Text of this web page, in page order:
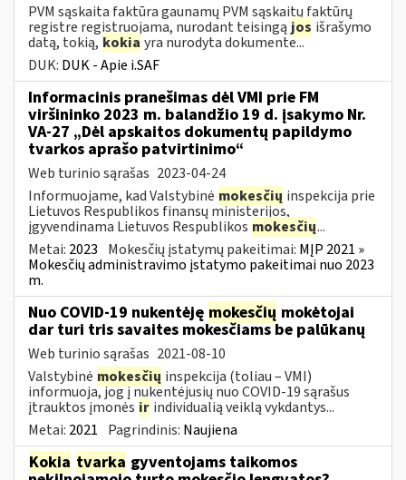
PVM sąskaita faktūra gaunamų PVM sąskaitų faktūrų
registre registruojama, nurodant teisingą jos išrašymo
datą, tokią, kokia yra nurodyta dokumente...
DUK: DUK - Apie i.SAF
Informacinis pranešimas dėl VMI prie FM
viršininko 2023 m. balandžio 19 d. įsakymo Nr.
VA-27 „Dėl apskaitos dokumentų papildymo
tvarkos aprašo patvirtinimo“
Web turinio sąrašas 2023-04-24
Informuojame, kad Valstybinė mokesčių inspekcija prie
Lietuvos Respublikos finansų ministerijos,
įgyvendinama Lietuvos Respublikos mokesčių...
Metai: 2023 Mokesčių įstatymų pakeitimai: MĮP 2021 »
Mokesčių administravimo įstatymo pakeitimai nuo 2023
m.
Nuo COVID-19 nukentėję mokesčių mokėtojai
dar turi tris savaites mokesčiams be palūkanų
Web turinio sąrašas 2021-08-10
Valstybinė mokesčių inspekcija (toliau – VMI)
informuoja, jog į nukentėjusių nuo COVID-19 sąrašus
įtrauktos įmonės ir individualią veiklą vykdantys...
Metai: 2021 Pagrindinis: Naujiena
Kokia tvarka gyventojams taikomos